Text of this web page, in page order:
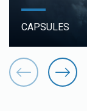
CAPSULES